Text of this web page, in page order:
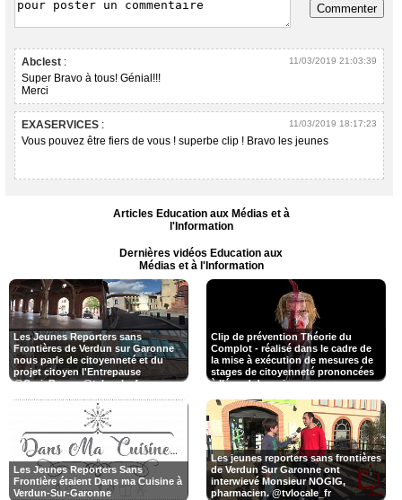
Commenter
Abclest : 11/03/2019 21:03:39
Super Bravo à tous! Génial!!!
Merci
EXASERVICES : 11/03/2019 18:17:23
Vous pouvez être fiers de vous ! superbe clip ! Bravo les jeunes
Articles Education aux Médias et à
l'Information
Dernières vidéos Education aux
Médias et à l'Information
Les Jeunes Reporters sans
Frontières de Verdun sur Garonne
nous parle de citoyenneté et du
projet citoyen l'Entrepause
@CroixRouge @tvlocale_fr
Clip de prévention Théorie du
Complot - réalisé dans le cadre de
la mise à exécution de mesures de
stages de citoyenneté prononcées
à l’égard des mineurs.
Les Jeunes Reporters Sans
Frontière étaient Dans ma Cuisine à
Verdun-Sur-Garonne
Les jeunes reporters sans frontières
de Verdun Sur Garonne ont
interwievé Monsieur NOGIG,
pharmacien. @tvlocale_fr